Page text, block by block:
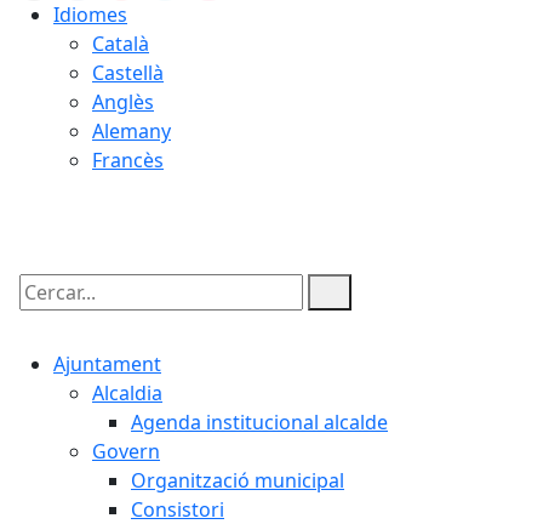
Idiomes
Català
Castellà
Anglès
Alemany
Francès
Cercar:
Ajuntament
Alcaldia
Agenda institucional alcalde
Govern
Organització municipal
Consistori